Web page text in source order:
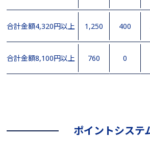
合計金額4,320円以上 1,250 400
合計金額8,100円以上 760 0
ポイントシステ